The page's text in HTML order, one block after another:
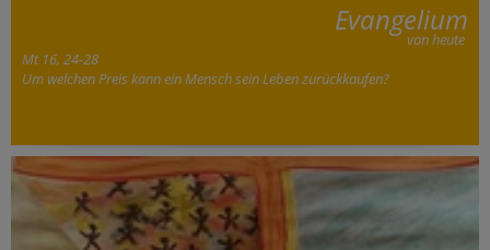
Evangelium
von heute
Mt 16, 24-28
Um welchen Preis kann ein Mensch sein Leben zurückkaufen?